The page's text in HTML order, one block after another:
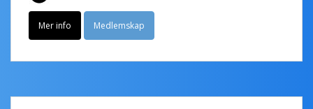
Mer info Medlemskap